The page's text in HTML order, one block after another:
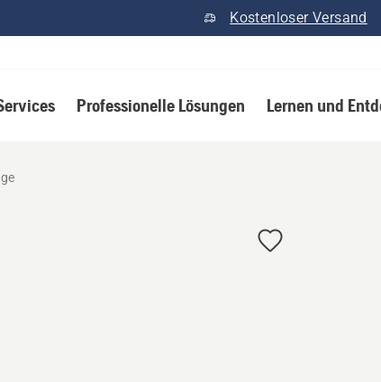
Kostenloser Versand
Professionelle Lösungen Lernen und